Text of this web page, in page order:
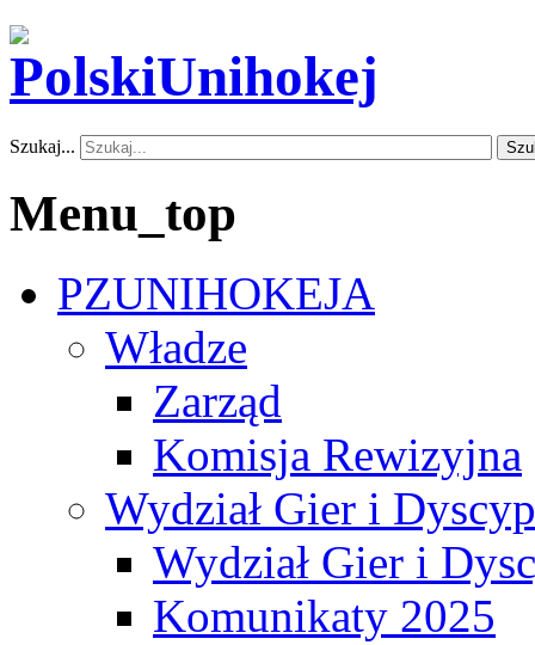
Szukaj...
Menu_top
PZUNIHOKEJA
Władze
Zarząd
Komisja Rewizyjna
Wydział Gier i
Wydział Gier i
Komunikaty 2025